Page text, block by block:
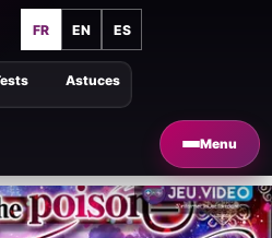
FR EN ES
Menu
Astuces